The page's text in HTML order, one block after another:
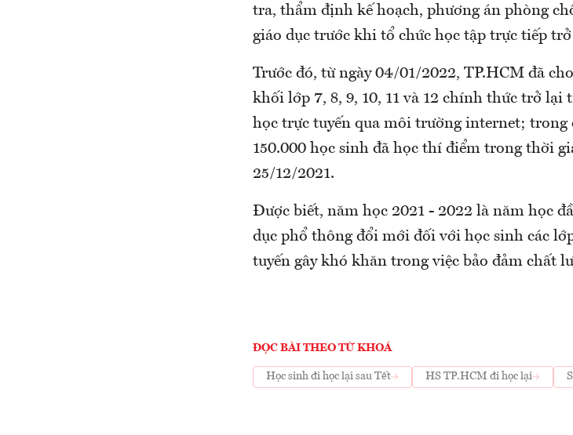
tra, thẩm định kế hoạch, phương án phòng
giáo dục trước khi tổ chức học tập trực tiếp
Trước đó, từ ngày 04/01/2022, TP.HCM đã
khối lớp 7, 8, 9, 10, 11 và 12 chính thức trở lại
học trực tuyến qua môi trường internet; trong
150.000 học sinh đã học thí điểm trong thời
25/12/2021.
Được biết, năm học 2021 - 2022 là năm học
dục phổ thông đổi mới đối với học sinh các
tuyến gây khó khăn trong việc bảo đảm chất
ĐỌC BÀI THEO TỪ KHOÁ
Học sinh đi học lại sau Tết HS TP.HCM đi học lại